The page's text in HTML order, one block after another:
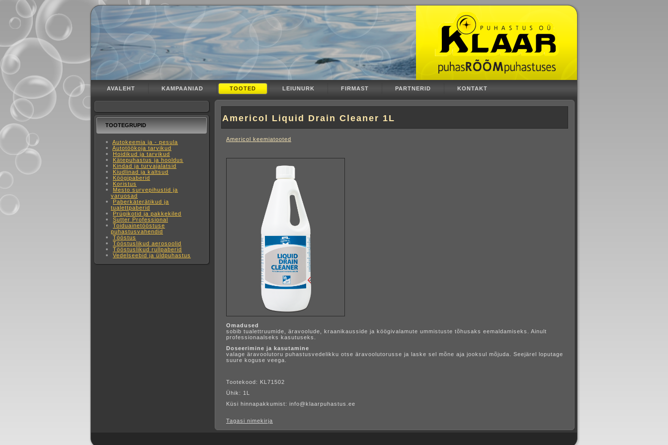
AVALEHT KAMPAANIAD TOOTED LEIUNURK FIRMAST PARTNERID KONTAKT
TOOTEGRUPID
Autokeemia ja - pesula
Autotöökoja tarvikud
Hoidikud ja tarvikud
Kätepuhastus ja hooldus
Kindad ja turvajalatsid
Kiudlinad ja kaltsud
Köögipaberid
Koristus
Mesto survepihustid ja
varuosad
Paberkäterätikud ja
tualettpaberid
Prügikotid ja pakkekiled
Sutter Professional
Toiduainetööstuse
puhastusvahendid
Tööstus
Tööstuslikud aerosoolid
Tööstuslikud rullpaberid
Vedelseebid ja üldpuhastus
Americol Liquid Drain Cleaner 1L
Americol keemiatooted
Omadused
sobib tualettruumide, äravoolude, kraanikausside ja köögivalamute ummistuste tõhusaks eemaldamiseks. Ainult
professionaalseks kasutuseks.
Doseerimine ja kasutamine
valage äravoolutoru puhastusvedelikku otse äravoolutorusse ja laske sel mõne aja jooksul mõjuda. Seejärel loputage
suure koguse veega.
Tootekood: KL71502
Ühik: 1L
Küsi hinnapakkumist: info@klaarpuhastus.ee
Tagasi nimekirja